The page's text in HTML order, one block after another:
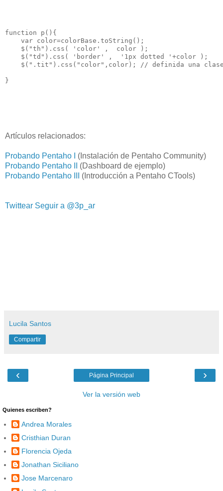
function p(){
    var color=colorBase.toString();
    $("th").css( 'color' ,  color );
    $("td").css( 'border' ,  '1px dotted '+color );
$(".tit").css("color",color); // definida una
Artículos relacionados:
Probando Pentaho I
(Instalación de Pentaho Community)
Probando Pentaho II
(Dashboard de ejemplo)
Probando Pentaho III
(Introducción a Pentaho CTools)
Twittear Seguir a @3p_ar
Lucila Santos
Compartir
‹ ›
Página Principal
Ver la versión web
Quienes escriben?
Andrea Morales
Cristhian Duran
Florencia Ojeda
Jonathan Siciliano
Jose Marcenaro